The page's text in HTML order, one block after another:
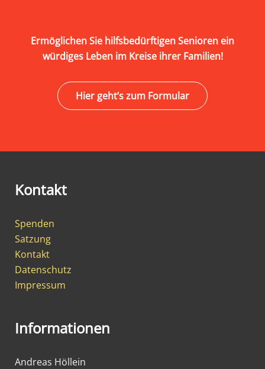
Ermöglichen Sie hilfsbedürftigen Senioren ein
würdiges Leben im Kreise ihrer Familien!
Hier geht’s zum Formular
Kontakt
Spenden
Satzung
Kontakt
Datenschutz
Impressum
Informationen
Andreas Höllein